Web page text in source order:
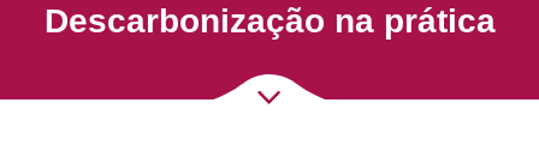
Descarbonização na prática